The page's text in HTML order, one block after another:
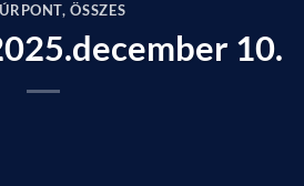
,ÖSSZES
10.